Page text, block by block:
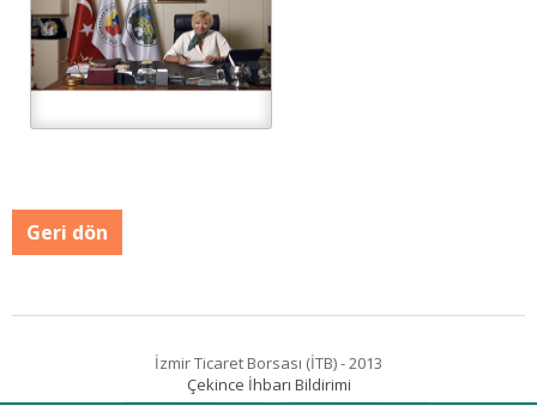
Geri dön
İzmir Ticaret Borsası (İTB) - 2013
Çekince İhbarı Bildirimi